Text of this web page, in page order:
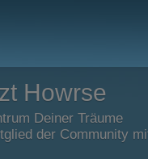
Howrse
Deiner Träume
der Community